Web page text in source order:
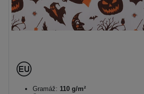
Gramáž: 110 g/m²